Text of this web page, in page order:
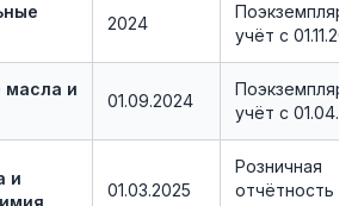
2024
учёт с
и
01.09.2024
учёт с
и
01.03.2025
Розничная
отчётность с